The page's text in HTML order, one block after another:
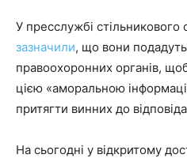
У пресслужбі
зазначили, що вони подадуть
правоохоронних органів, щоб
цією «аморальною
притягти винних до
На сьогодні у відкритому